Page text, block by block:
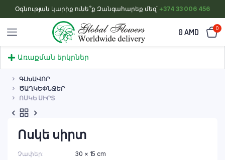
Օգնության կարիք ունե՞ք Զանգահարեք մեզ՝ +374 33 006 456
0 AMD 0
Առաքման երկրներ
ԳԼԽԱՎՈՐ
ԾԱՂԿԵՓՆՋԵՐ
ՈՍԿԵ ՍԻՐՏ
Ոսկե սիրտ
Չափեր
30 × 15 cm